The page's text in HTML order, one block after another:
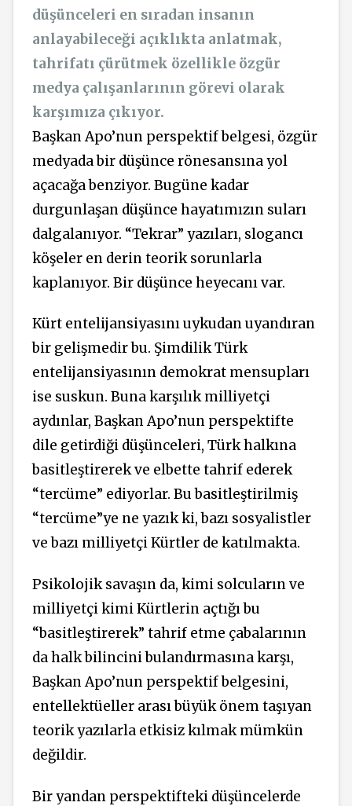
düşünceleri en sıradan insanın
anlayabileceği açıklıkta anlatmak,
tahrifatı çürütmek özellikle özgür
medya çalışanlarının görevi olarak
karşımıza çıkıyor.
Başkan Apo’nun perspektif belgesi, özgür
medyada bir düşünce rönesansına yol
açacağa benziyor. Bugüne kadar
durgunlaşan düşünce hayatımızın suları
dalgalanıyor. “Tekrar” yazıları, slogancı
köşeler en derin teorik sorunlarla
kaplanıyor. Bir düşünce heyecanı var.
Kürt entelijansiyasını uykudan uyandıran
bir gelişmedir bu. Şimdilik Türk
entelijansiyasının demokrat mensupları
ise suskun. Buna karşılık milliyetçi
aydınlar, Başkan Apo’nun perspektifte
dile getirdiği düşünceleri, Türk halkına
basitleştirerek ve elbette tahrif ederek
“tercüme” ediyorlar. Bu basitleştirilmiş
“tercüme”ye ne yazık ki, bazı sosyalistler
ve bazı milliyetçi Kürtler de katılmakta.
Psikolojik savaşın da, kimi solcuların ve
milliyetçi kimi Kürtlerin açtığı bu
“basitleştirerek” tahrif etme çabalarının
da halk bilincini bulandırmasına karşı,
Başkan Apo’nun perspektif belgesini,
entellektüeller arası büyük önem taşıyan
teorik yazılarla etkisiz kılmak mümkün
değildir.
Bir yandan perspektifteki düşüncelerde